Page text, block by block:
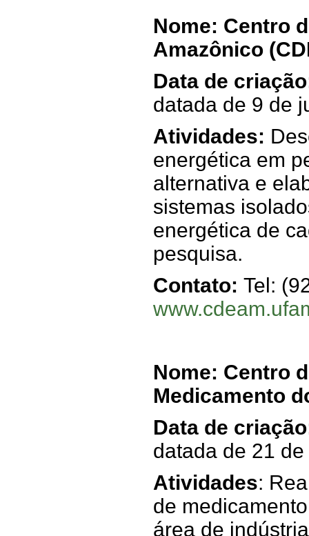
Nome: Centro
Amazônico
Data de
datada de 9 de
Atividades:
energética em
alternativa e
sistemas
energética de
pesquisa.
Contato: Tel:
Nome: Centro
Medicamento
Data de
datada de 21
Atividades:
de
área de